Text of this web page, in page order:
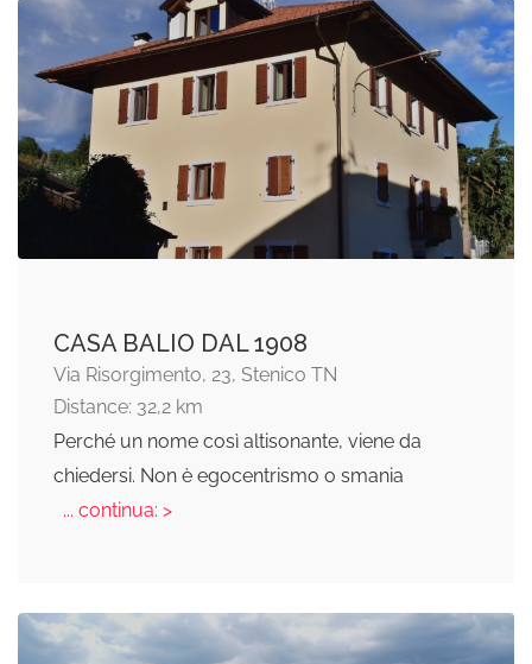
CASA BALIO DAL 1908
Via Risorgimento, 23, Stenico TN
Distance: 32,2 km
Perché un nome così altisonante, viene da
chiedersi. Non è egocentrismo o smania
... continua: >